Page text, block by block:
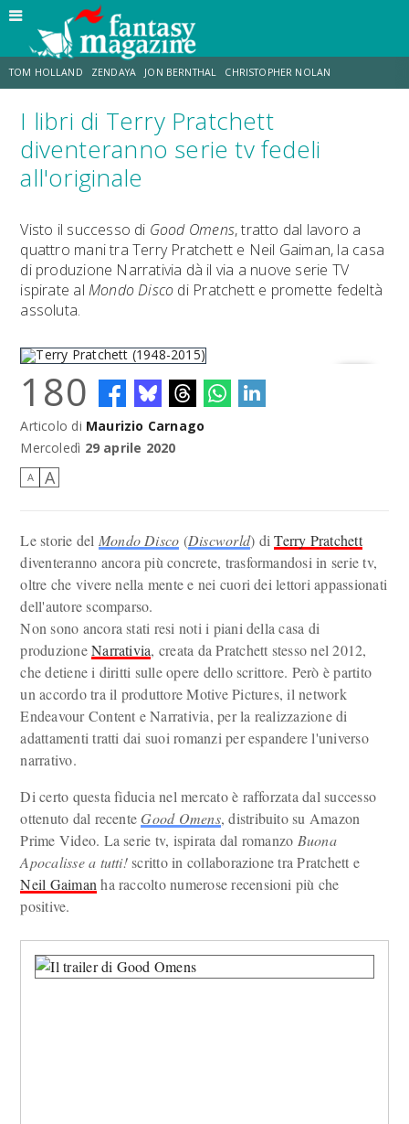
TOM HOLLAND ZENDAYA JON BERNTHAL CHRISTOPHER NOLAN
STRANIMONDI LUCCA COMICS & GAMES ODISSEA CHRIS MCKENNA
DESTIN DANIEL CRETTON
I libri di Terry Pratchett
diventeranno serie tv fedeli
all'originale
Visto il successo di Good Omens, tratto dal lavoro a
quattro mani tra Terry Pratchett e Neil Gaiman, la casa
di produzione Narrativia dà il via a nuove serie TV
ispirate al Mondo Disco di Pratchett e promette fedeltà
assoluta.
Terry Pratchett (1948-2015)
180
Articolo di Maurizio Carnago
Mercoledì 29 aprile 2020
A A
Le storie del Mondo Disco (Discworld) diTerry Pratchett
diventeranno ancora più concrete, trasformandosi in serie tv,
oltre che vivere nella mente e nei cuori dei lettori appassionati
dell'autore scomparso.
Non sono ancora stati resi noti i piani della casa di
produzioneNarrativia, creata da Pratchett stesso nel 2012,
che detiene i diritti sulle opere dello scrittore. Però è partito
un accordo tra il produttore Motive Pictures, il network
Endeavour Content e Narrativia, per la realizzazione di
adattamenti tratti dai suoi romanzi per espandere l'universo
narrativo.
Di certo questa fiducia nel mercato è rafforzata dal successo
ottenuto dal recente Good Omens, distribuito su Amazon
Prime Video. La serie tv, ispirata dal romanzo Buona
Apocalisse a tutti!scritto in collaborazione tra Pratchett e
Neil Gaiman ha raccolto numerose recensioni più che
positive.